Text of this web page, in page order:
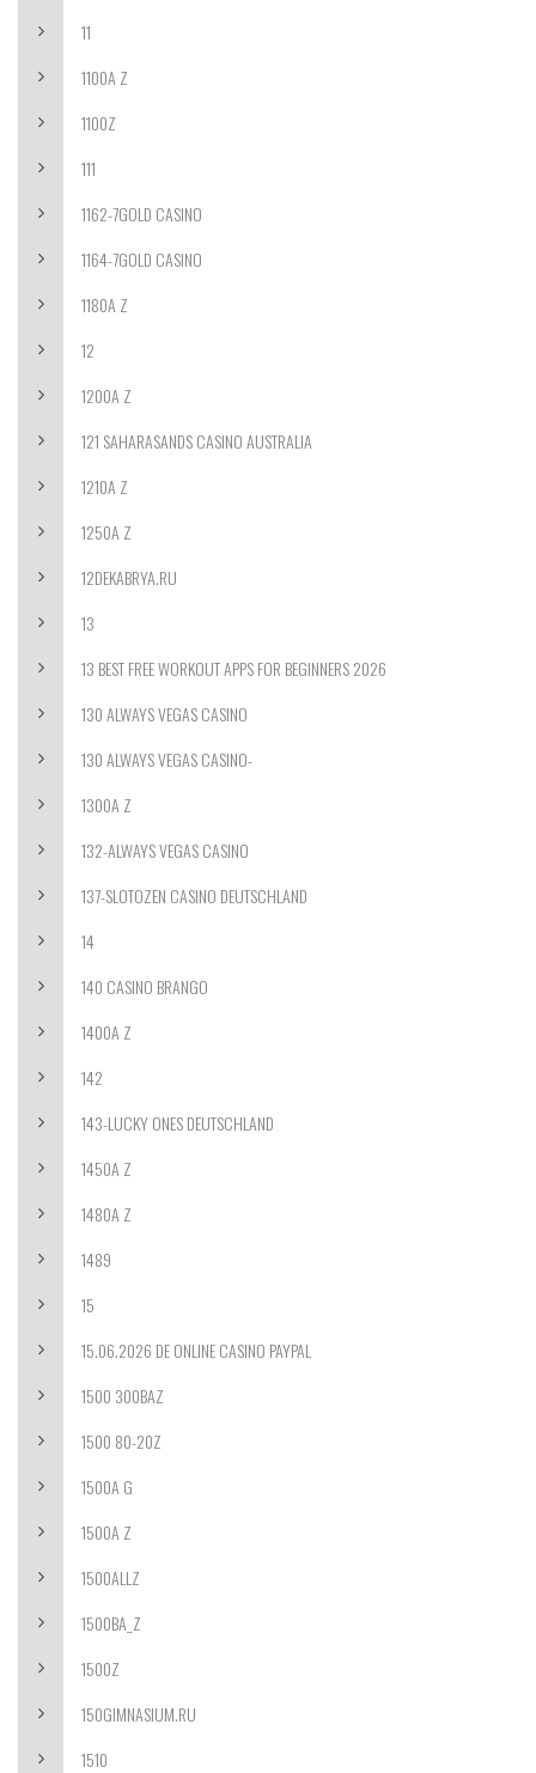
11
1100A Z
1100Z
111
1162-7GOLD CASINO
1164-7GOLD CASINO
1180A Z
12
1200A Z
121 SAHARASANDS CASINO AUSTRALIA
1210A Z
1250A Z
12DEKABRYA.RU
13
13 BEST FREE WORKOUT APPS FOR BEGINNERS 2026
130 ALWAYS VEGAS CASINO
130 ALWAYS VEGAS CASINO-
1300A Z
132-ALWAYS VEGAS CASINO
137-SLOTOZEN CASINO DEUTSCHLAND
14
140 CASINO BRANGO
1400A Z
142
143-LUCKY ONES DEUTSCHLAND
1450A Z
1480A Z
1489
15
15.06.2026 DE ONLINE CASINO PAYPAL
1500 300BAZ
1500 80-20Z
1500A G
1500A Z
1500ALLZ
1500BA_Z
1500Z
150GIMNASIUM.RU
1510